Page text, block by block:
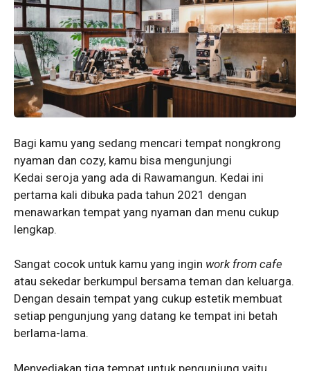
Bagi kamu yang sedang mencari tempat nongkrong
nyaman dan cozy, kamu bisa mengunjungi
Kedai seroja yang ada di Rawamangun. Kedai ini
pertama kali dibuka pada tahun 2021 dengan
menawarkan tempat yang nyaman dan menu cukup
lengkap.
Sangat cocok untuk kamu yang ingin work from cafe
atau sekedar berkumpul bersama teman dan keluarga.
Dengan desain tempat yang cukup estetik membuat
setiap pengunjung yang datang ke tempat ini betah
berlama-lama.
Menyediakan tiga tempat untuk pengunjung yaitu